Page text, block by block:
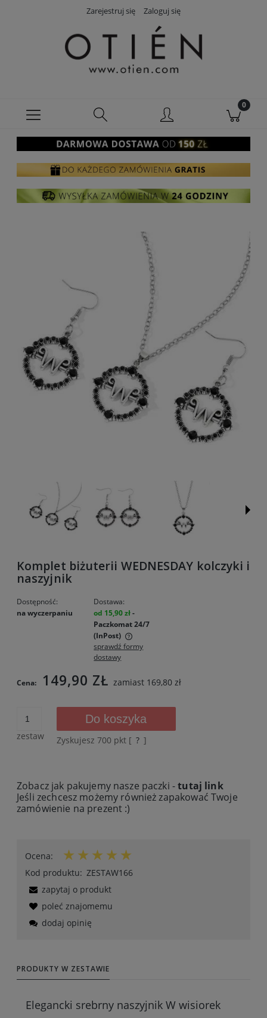
Zarejestruj się Zaloguj się
Komplet biżuterii WEDNESDAY kolczyki i
naszyjnik
Dostępność:
na wyczerpaniu
Dostawa:
od 15,90 zł-
Paczkomat 24/7
(InPost)
Cena nie zawiera ewentualnych kosztów płatności
sprawdź formy
dostawy
Cena: 149,90 ZŁ zamiast 169,80 zł
zestaw
Do koszyka
Zyskujesz 700 pkt [ ? ]
Zobacz jak pakujemy nasze paczki -tutaj link
Jeśli zechcesz możemy również zapakować Twoje
zamówienie na prezent :)
Ocena:
Kod produktu: ZESTAW166
zapytaj o produkt
poleć znajomemu
dodaj opinię
PRODUKTY W ZESTAWIE
Elegancki srebrny naszyjnik W wisiorek